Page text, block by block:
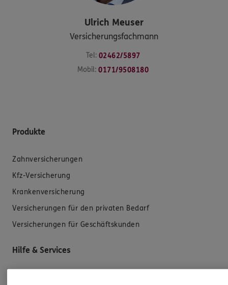
Ulrich Meuser
Versicherungsfachmann
Tel: 02462/5897
Mobil: 0171/9508180
Produkte
Zahnversicherungen
Kfz-Versicherung
Krankenversicherung
Versicherungen für den privaten Bedarf
Versicherungen für Geschäftskunden
Hilfe & Services